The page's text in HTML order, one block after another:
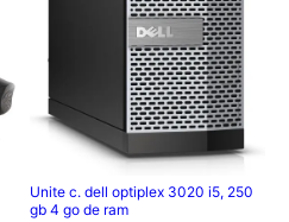
Unite c. dell optiplex 3020 i5, 250
gb 4 go de ram